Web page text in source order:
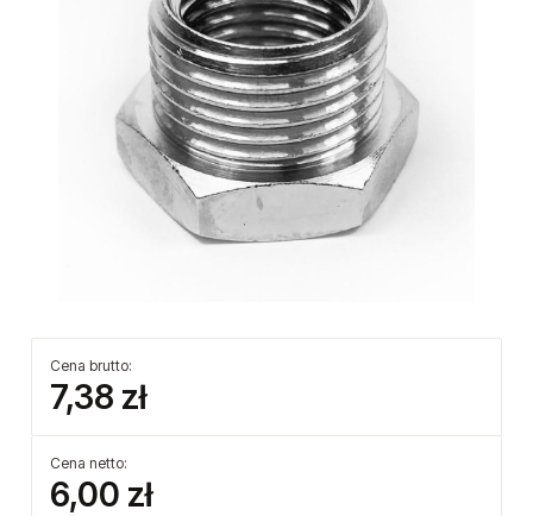
Cena brutto:
7,38 zł
Cena netto:
6,00 zł